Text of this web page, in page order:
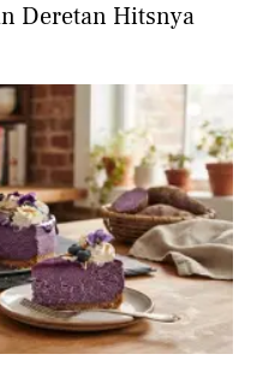
Deretan Hitsnya